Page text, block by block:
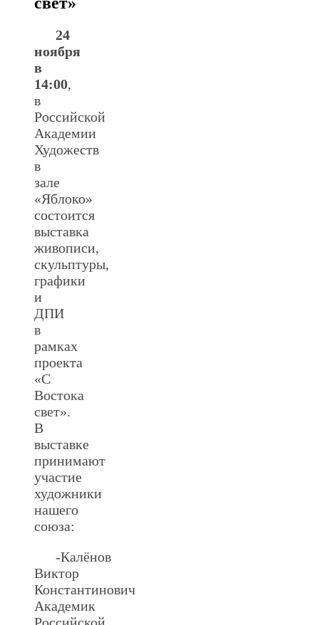
24
ноября
в
14:00,
в
Российской
Академии
Художеств
в
зале
«Яблоко»
состоится
выставка
живописи,
скульптуры,
графики
и
ДПИ
в
рамках
проекта
«С
Востока
свет».
В
выставке
принимают
участие
художники
нашего
союза:
-Калёнов
Виктор
Константинович
Академик